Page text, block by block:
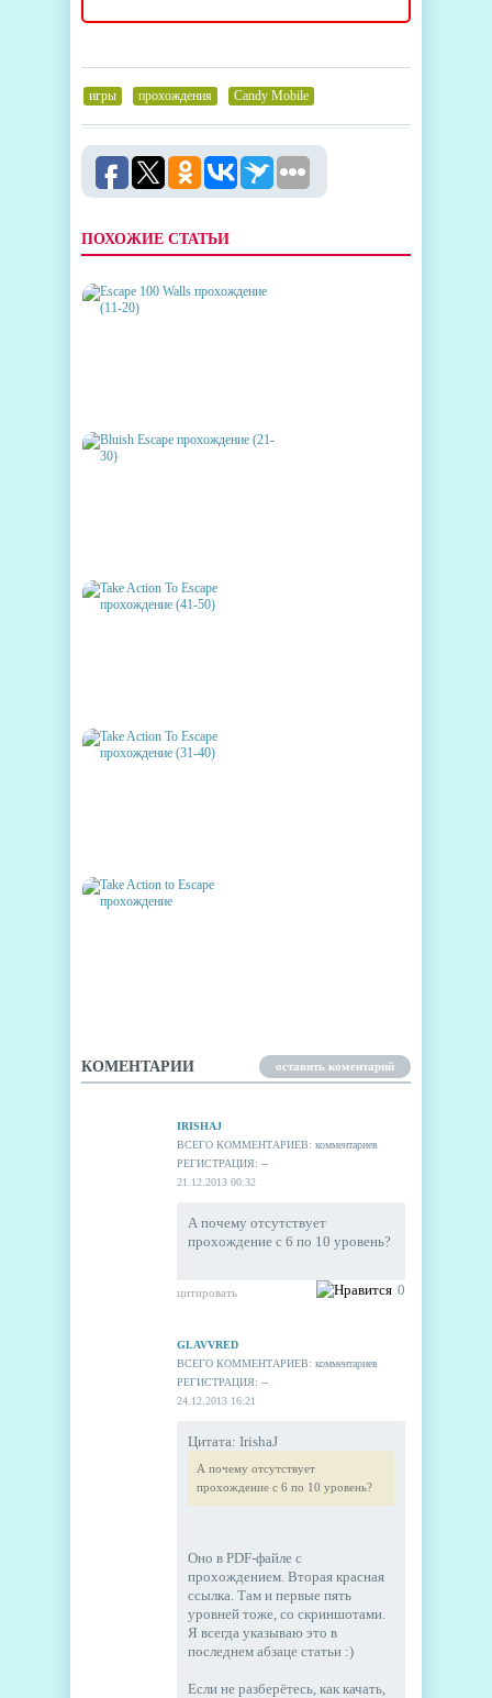
игры прохождения Candy Mobile
ПОХОЖИЕ СТАТЬИ
КОМЕНТАРИИ
IRISHAJ
ВСЕГО КОММЕНТАРИЕВ: комментариев
РЕГИСТРАЦИЯ: --
21.12.2013 00:32
А почему отсутствует
прохождение с 6 по 10 уровень?
0
цитировать
GLAVVRED
ВСЕГО КОММЕНТАРИЕВ: комментариев
РЕГИСТРАЦИЯ: --
24.12.2013 16:21
Цитата: IrishaJ
А почему отсутствует
прохождение с 6 по 10 уровень?
Оно в PDF-файле с
прохождением. Вторая красная
ссылка. Там и первые пять
уровней тоже, со скриншотами.
Я всегда указываю это в
последнем абзаце статьи :)
Если не разберётесь, как качать,
оставить коментарий